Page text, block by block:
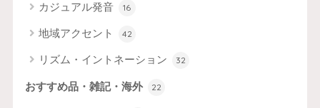
カジュアル発音 16
地域アクセント 42
リズム・イントネーション 32
おすすめ品・雑記・海外 22